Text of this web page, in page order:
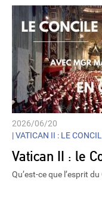
2026/06/20
|VATICAN II : LE
Vatican II : le
Qu’est-ce que l’esprit du